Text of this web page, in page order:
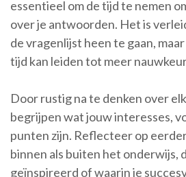
essentieel om de tijd te nemen
over je antwoorden. Het is
de vragenlijst heen te gaan,
tijd kan leiden tot meer
Door rustig na te denken over
begrijpen wat jouw interesses,
punten zijn. Reflecteer op
binnen als buiten het onderwijs,
geïnspireerd of waarin je